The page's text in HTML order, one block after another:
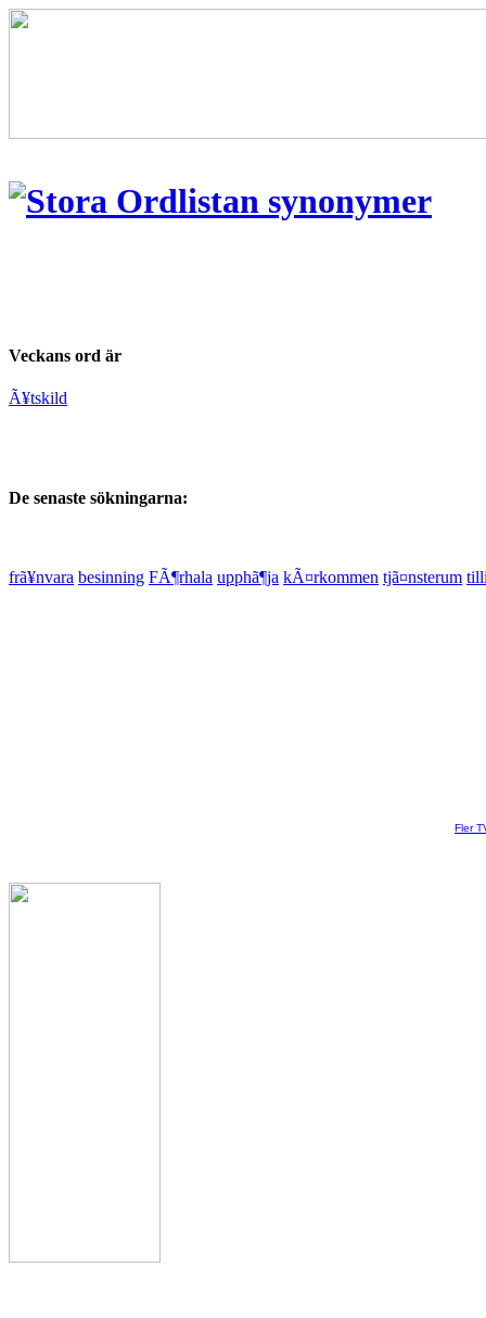
Veckans ord är
Ã¥tskild
De senaste sökningarna:
frã¥nvara besinning FÃ¶rhala upphã¶ja kÃ¤rkommen tjã¤nsterum
Fler